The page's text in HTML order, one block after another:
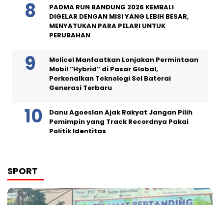
PADMA RUN BANDUNG 2026 KEMBALI
DIGELAR DENGAN MISI YANG LEBIH BESAR,
MENYATUKAN PARA PELARI UNTUK
PERUBAHAN
Molicel Manfaatkan Lonjakan Permintaan
Mobil “Hybrid” di Pasar Global,
Perkenalkan Teknologi Sel Baterai
Generasi Terbaru
Danu Agoeslan Ajak Rakyat Jangan Pilih
Pemimpin yang Track Recordnya Pakai
Politik Identitas
SPORT